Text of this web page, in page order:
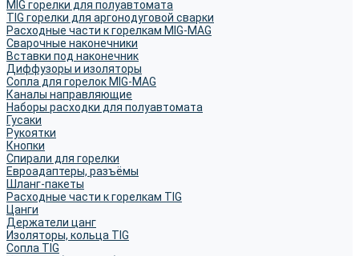
MIG горелки для полуавтомата
TIG горелки для аргонодуговой сварки
Расходные части к горелкам MIG-MAG
Сварочные наконечники
Вставки под наконечник
Диффузоры и изоляторы
Сопла для горелок MIG-MAG
Каналы направляющие
Наборы расходки для полуавтомата
Гусаки
Рукоятки
Кнопки
Спирали для горелки
Евроадаптеры, разъёмы
Шланг-пакеты
Расходные части к горелкам TIG
Цанги
Держатели цанг
Изоляторы, кольца TIG
Сопла TIG